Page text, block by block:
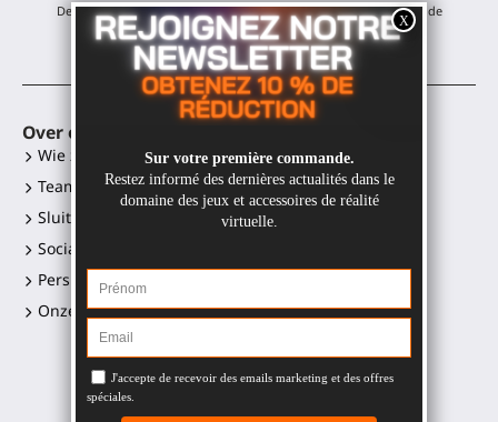
De korting geldt voor al onze producten, met uitzondering van de
afgeprijsde items.
Over ons
Wie zijn wij?
Team
Sluit je aan
Sociale media links
Perskit en logo's
Onze retailers
Gunstock MagTube
Gunstock ForceTube
Gunstock ProVolver
ProTas joystick
ProSaber mes